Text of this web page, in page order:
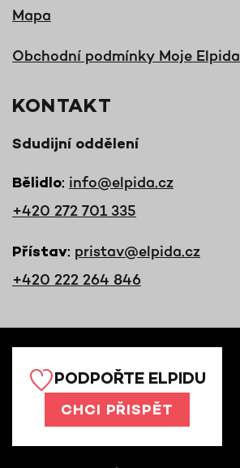
Mapa
Obchodní podmínky Moje Elpida
KONTAKT
Sdudijní oddělení
Bělidlo: info@elpida.cz
+420 272 701 335
Přístav: pristav@elpida.cz
+420 222 264 846
PODPOŘTE ELPIDU
CHCI PŘISPĚT